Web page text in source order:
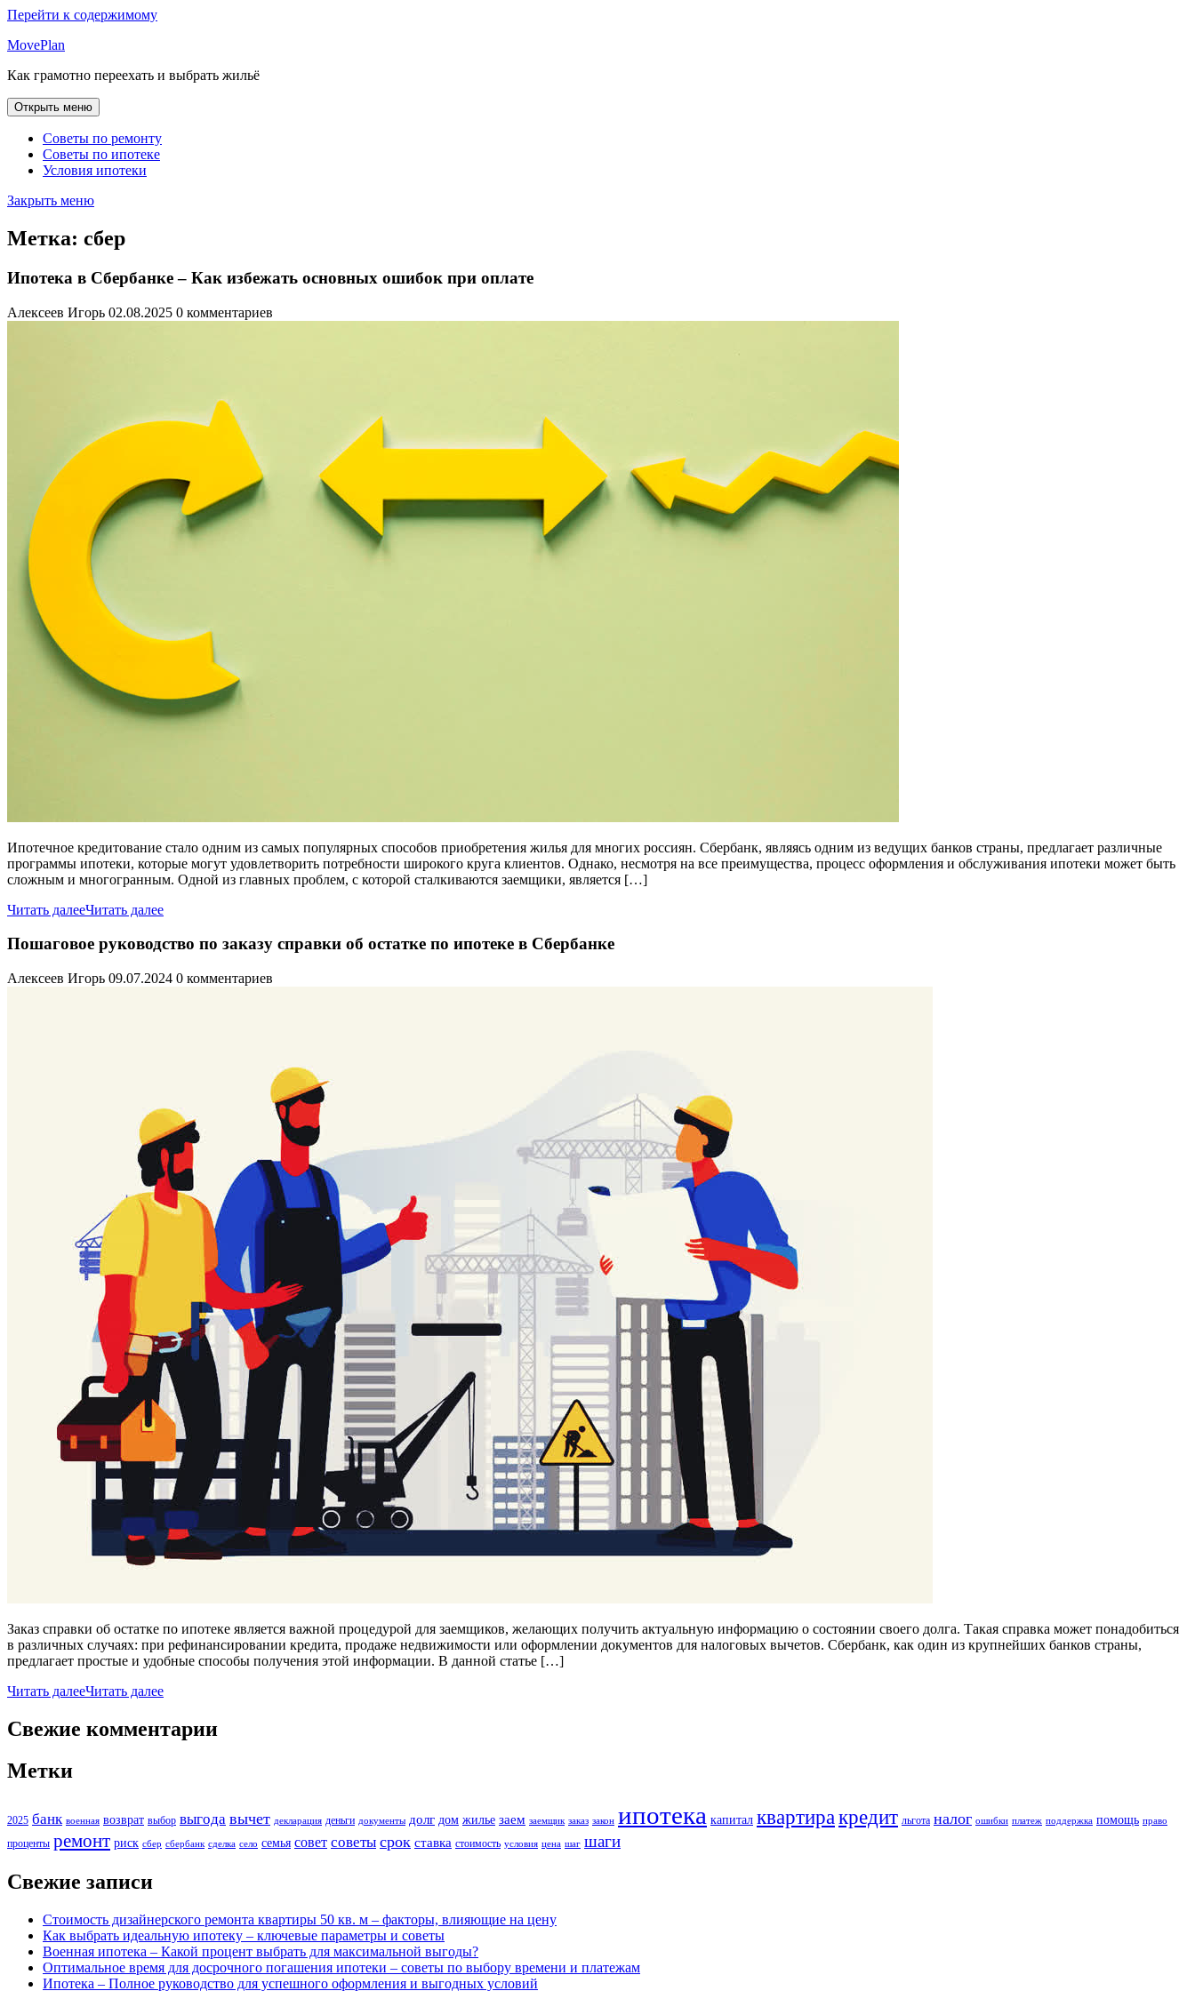
Перейти к содержимому
MovePlan
Как грамотно переехать и выбрать жильё
Открыть меню
Советы по ремонту
Советы по ипотеке
Условия ипотеки
Закрыть меню
Метка: сбер
Ипотека в Сбербанке – Как избежать основных ошибок при оплате
Алексеев Игорь 02.08.2025 0 комментариев
Ипотечное кредитование стало одним из самых популярных способов приобретения жилья для многих россиян. Сбербанк, являясь одним из ведущих банков страны, предлагает различные
программы ипотеки, которые могут удовлетворить потребности широкого круга клиентов. Однако, несмотря на все преимущества, процесс оформления и обслуживания ипотеки может быть
сложным и многогранным. Одной из главных проблем, с которой сталкиваются заемщики, является […]
Читать далееЧитать далее
Пошаговое руководство по заказу справки об остатке по ипотеке в Сбербанке
Алексеев Игорь 09.07.2024 0 комментариев
Заказ справки об остатке по ипотеке является важной процедурой для заемщиков, желающих получить актуальную информацию о состоянии своего долга. Такая справка может понадобиться
в различных случаях: при рефинансировании кредита, продаже недвижимости или оформлении документов для налоговых вычетов. Сбербанк, как один из крупнейших банков страны,
предлагает простые и удобные способы получения этой информации. В данной статье […]
Читать далееЧитать далее
Свежие комментарии
Метки
2025 банк военная возврат выбор выгода вычет декларация деньги документы долг дом жилье заем заемщик заказ закон ипотека капитал квартира кредит льгота налог ошибки платеж поддержка помощь право
проценты ремонт риск сбер сбербанк сделка село семья совет советы срок ставка стоимость условия цена шаг шаги
Свежие записи
Стоимость дизайнерского ремонта квартиры 50 кв. м – факторы, влияющие на цену
Как выбрать идеальную ипотеку – ключевые параметры и советы
Военная ипотека – Какой процент выбрать для максимальной выгоды?
Оптимальное время для досрочного погашения ипотеки – советы по выбору времени и платежам
Ипотека – Полное руководство для успешного оформления и выгодных условий